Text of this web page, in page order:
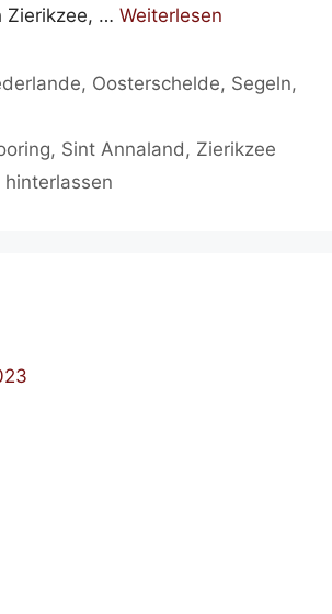
Zierikzee, … Weiterlesen
, Oosterschelde, Segeln,
, Sint Annaland , Zierikzee
hinterlassen